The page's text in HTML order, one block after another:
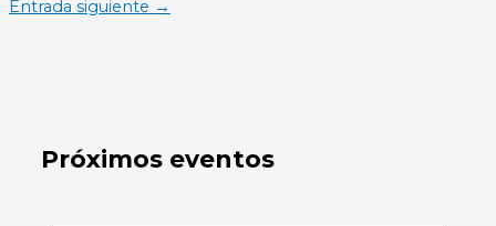
Entrada siguiente →
Próximos eventos